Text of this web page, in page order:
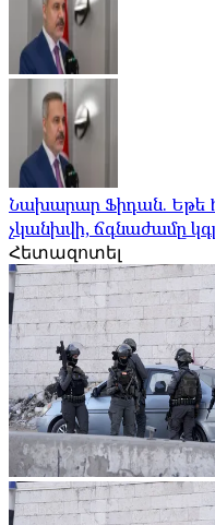
Նախարար Ֆիդան. Եթե
չկանխվի, ճգնաժամը
Հետազոտել